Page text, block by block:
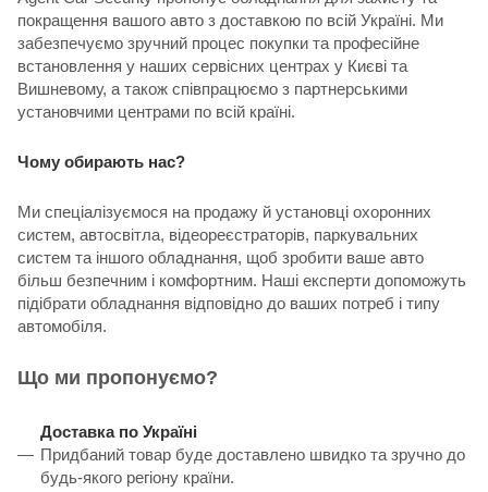
покращення вашого авто з доставкою по всій Україні. Ми
забезпечуємо зручний процес покупки та професійне
встановлення у наших сервісних центрах у Києві та
Вишневому, а також співпрацюємо з партнерськими
установчими центрами по всій країні.
Чому обирають нас?
Ми спеціалізуємося на продажу й установці охоронних
систем, автосвітла, відеореєстраторів, паркувальних
систем та іншого обладнання, щоб зробити ваше авто
більш безпечним і комфортним. Наші експерти допоможуть
підібрати обладнання відповідно до ваших потреб і типу
автомобіля.
Що ми пропонуємо?
Доставка по Україні
Придбаний товар буде доставлено швидко та зручно до
будь-якого регіону країни.